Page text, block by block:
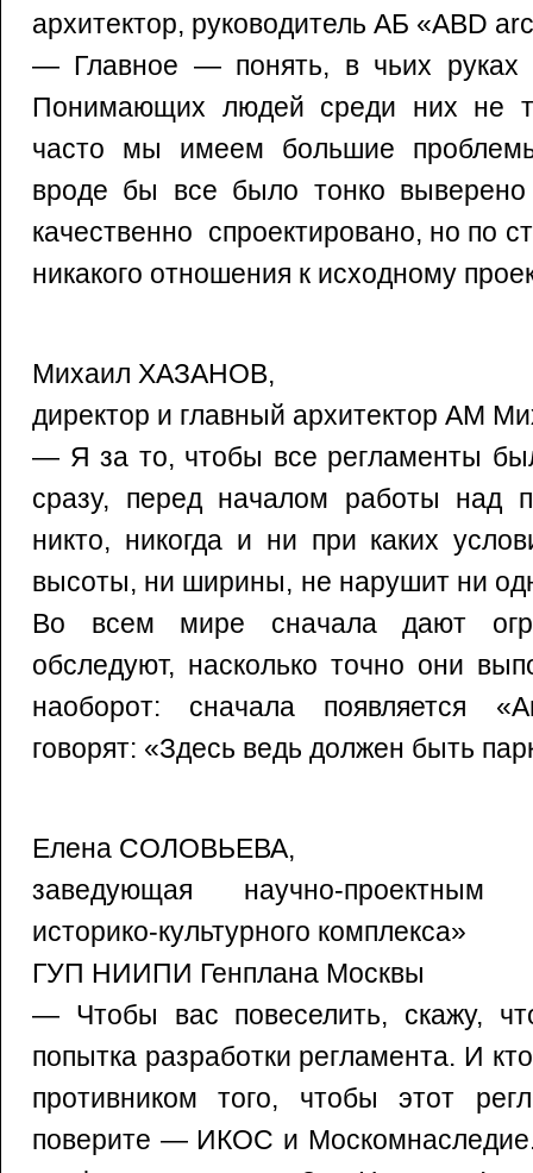
архитектор, руководитель АБ «ABD
— Главное — понять, в чьих руках
Понимающих людей среди них не
часто мы имеем большие
вроде бы все было тонко
качественно cпроектировано, но по
никакого отношения к исходному
Михаил ХАЗАНОВ,
директор и главный архитектор АМ
— Я за то, чтобы все регламенты
сразу, перед началом работы над
никто, никогда и ни при каких
высоты, ни ширины, не нарушит ни
Во всем мире сначала дают
обследуют, насколько точно они
наоборот: сначала появляется
говорят: «Здесь ведь должен быть
Елена СОЛОВЬЕВА,
заведующая научно-
историко-культурного комплекса»
ГУП НИИПИ Генплана Москвы
— Чтобы вас повеселить, скажу,
попытка разработки регламента. И
противником того, чтобы этот
поверите — ИКОС и